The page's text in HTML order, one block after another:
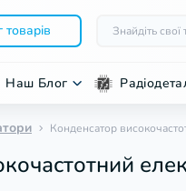
товарів
Наш Блог
Конденсатор